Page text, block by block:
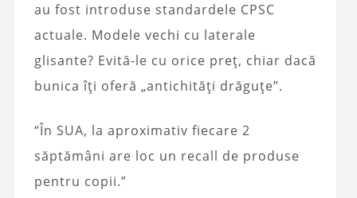
au fost introduse standardele CPSC
actuale. Modele vechi cu laterale
glisante? Evită-le cu orice preț, chiar dacă
bunica îți oferă „antichități drăguțe”.
“În SUA, la aproximativ fiecare 2
săptămâni are loc un recall de produse
pentru copii.”